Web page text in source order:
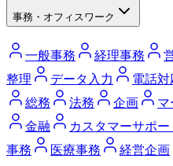
事務・オフィスワーク
一般事務 経理事務
整理
データ入力 電話対
総務
法務 企画 マ
金融
カスタマーサポー
事務
医療事務 経営企画